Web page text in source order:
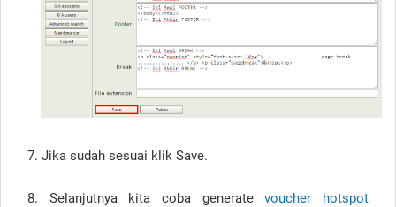
7. Jika sudah sesuai klik Save.
8. Selanjutnya kita coba generatevoucher hotspot